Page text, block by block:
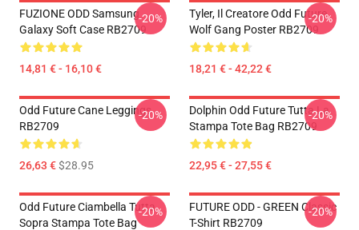
FUZIONE ODD Samsung
Galaxy Soft Case RB2709
14,81 € - 16,10 €
-20%
Tyler, Il Creatore Odd Future
Wolf Gang Poster RB2709
18,21 € - 42,22 €
-20%
Odd Future Cane Leggings
RB2709
26,63 €$28.95
-20%
Dolphin Odd Future Tutta La
Stampa Tote Bag RB2709
22,95 € - 27,55 €
-20%
Odd Future Ciambella Tutta
Sopra Stampa Tote Bag
-20%
FUTURE ODD - GREEN Classic
T-Shirt RB2709
-20%